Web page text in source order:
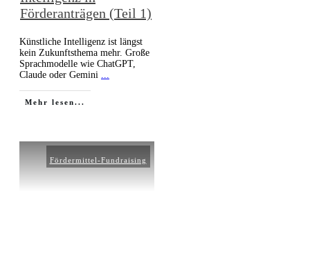
Förderanträgen (Teil 1)
Künstliche Intelligenz ist längst
kein Zukunftsthema mehr. Große
Sprachmodelle wie ChatGPT,
Claude oder Gemini
Mehr lesen...
Fördermittel-Fundraising